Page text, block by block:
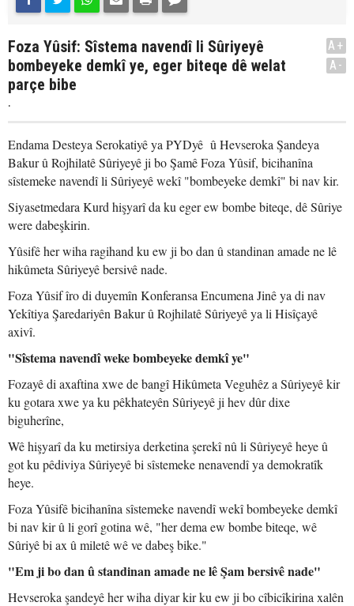
Foza Yûsif: Sîstema navendî li Sûriyeyê
bombeyeke demkî ye, eger biteqe dê welat
parçe bibe
.
A+
A-
Endama Desteya Serokatiyê ya PYDyê û Hevseroka Şandeya
Bakur û Rojhilatê Sûriyeyê ji bo Şamê Foza Yûsif, bicihanîna
sîstemeke navendî li Sûriyeyê wekî "bombeyeke demkî" bi nav kir.
Siyasetmedara Kurd hişyarî da ku eger ew bombe biteqe, dê Sûriye
were dabeşkirin.
Yûsifê her wiha ragihand ku ew ji bo dan û standinan amade ne lê
hikûmeta Sûriyeyê bersivê nade.
Foza Yûsif îro di duyemîn Konferansa Encumena Jinê ya di nav
Yekîtiya Şaredariyên Bakur û Rojhilatê Sûriyeyê ya li Hisîçayê
axivî.
"Sîstema navendî weke bombeyeke demkî ye"
Fozayê di axaftina xwe de bangî Hikûmeta Veguhêz a Sûriyeyê kir
ku gotara xwe ya ku pêkhateyên Sûriyeyê ji hev dûr dixe
biguherîne,
Wê hişyarî da ku metirsiya derketina şerekî nû li Sûriyeyê heye û
got ku pêdiviya Sûriyeyê bi sîstemeke nenavendî ya demokratîk
heye.
Foza Yûsifê bicihanîna sîstemeke navendî wekî bombeyeke demkî
bi nav kir û li gorî gotina wê, "her dema ew bombe biteqe, wê
Sûriyê bi ax û miletê wê ve dabeş bike."
"Em ji bo dan û standinan amade ne lê Şam bersivê nade"
Hevseroka şandeyê her wiha diyar kir ku ew ji bo cîbicîkirina xalên